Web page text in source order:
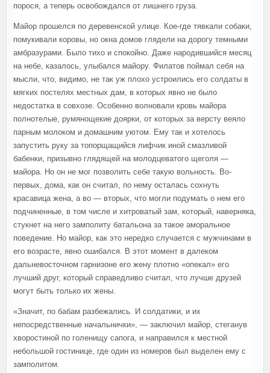
порося, а теперь освобождался от лишнего груза.
Майор прошелся по деревенской улице. Кое-где тявкали собаки,
помукивали коровы, но окна домов глядели на дорогу темными
амбразурами. Было тихо и спокойно. Даже народившийся месяц
на небе, казалось, улыбался майору. Филатов поймал себя на
мысли, что, видимо, не так уж плохо устроились его солдаты в
мягких постелях местных дам, в которых явно не было
недостатка в совхозе. Особенно волновали кровь майора
полнотелые, румянощекие доярки, от которых за версту веяло
парным молоком и домашним уютом. Ему так и хотелось
запустить руку за топорщащийся лифчик иной смазливой
бабенки, призывно глядящей на молодцеватого щеголя —
майора. Но он не мог позволить себе такую вольность. Во-
первых, дома, как он считал, по нему осталась сохнуть
красавица жена, а во — вторых, что могли подумать о нем его
подчиненные, в том числе и хитроватый зам, который, наверняка,
стукнет на него замполиту батальона за такое аморальное
поведение. Но майор, как это нередко случается с мужчинами в
его возрасте, явно ошибался. В этот момент в далеком
дальневосточном гарнизоне его жену плотно «опекал» его
лучший друг, который справедливо считал, что лучше друзей
могут быть только их жены.
«Значит, по бабам разбежались. И солдатики, и их
непосредственные начальнички», — заключил майор, стеганув
хворостиной по голенищу сапога, и направился к местной
небольшой гостинице, где один из номеров был выделен ему с
замполитом.